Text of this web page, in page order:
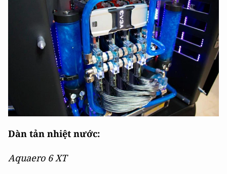
Dàn tản nhiệt nước:
Aquaero 6 XT